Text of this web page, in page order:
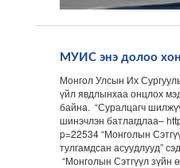
МУИС энэ долоо
Монгол Улсын Их
үйл явдлынхаа онцлох
байна. “Суралцагч
шинэчлэн батлагдлаа–
p=22534 “Монголын
тулгамдсан асуудлууд”
“Монголын Сэтгүүл зүйн